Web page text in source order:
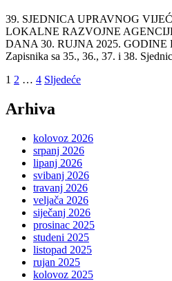
39. SJEDNICA UPRAVNOG
LOKALNE RAZVOJNE
DANA 30. RUJNA 2025. GODINE
Zapisnika sa 35., 36., 37. i 38.
Brojevi
stranica
objava
1 2 … 4 Sljedeće
Arhiva
kolovoz 2026
srpanj 2026
lipanj 2026
svibanj 2026
travanj 2026
veljača 2026
siječanj 2026
prosinac 2025
studeni 2025
listopad 2025
rujan 2025
kolovoz 2025